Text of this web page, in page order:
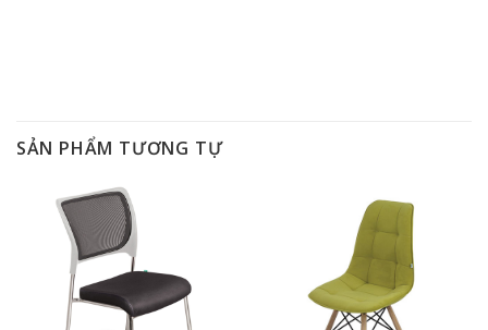
SẢN PHẨM TƯƠNG TỰ